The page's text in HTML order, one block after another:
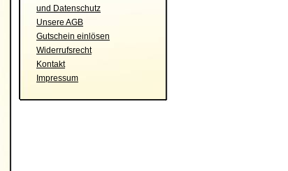
und Datenschutz
Unsere AGB
Gutschein einlösen
Widerrufsrecht
Kontakt
Impressum